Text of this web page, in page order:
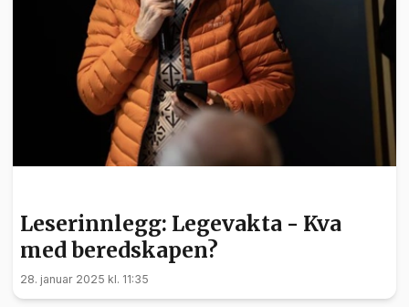
Leserinnlegg: Legevakta - Kva
med beredskapen?
28. januar 2025 kl. 11:35